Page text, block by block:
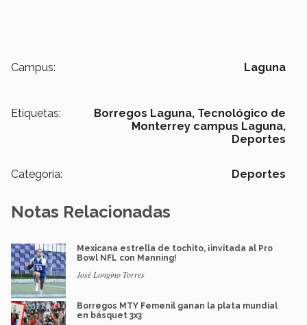
Campus: Laguna
Etiquetas: Borregos Laguna, Tecnológico de
Monterrey campus Laguna,
Deportes
Categoría: Deportes
Notas Relacionadas
Mexicana estrella de tochito, ¡invitada al Pro
Bowl NFL con Manning!
José Longino Torres
Borregos MTY Femenil ganan la plata mundial
en básquet 3x3